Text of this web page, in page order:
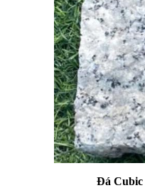
Đá Cubic